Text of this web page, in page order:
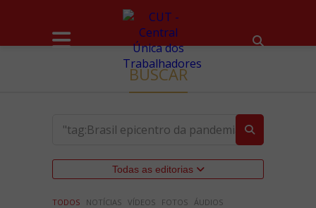
BUSCAR
Todas as editorias
TODOS NOTÍCIAS VÍDEOS FOTOS ÁUDIOS